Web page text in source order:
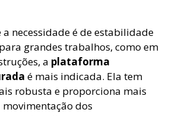
necessidade é de estabilidade
grandes trabalhos, como em
a plataforma
é mais indicada. Ela tem
robusta e proporciona mais
dos